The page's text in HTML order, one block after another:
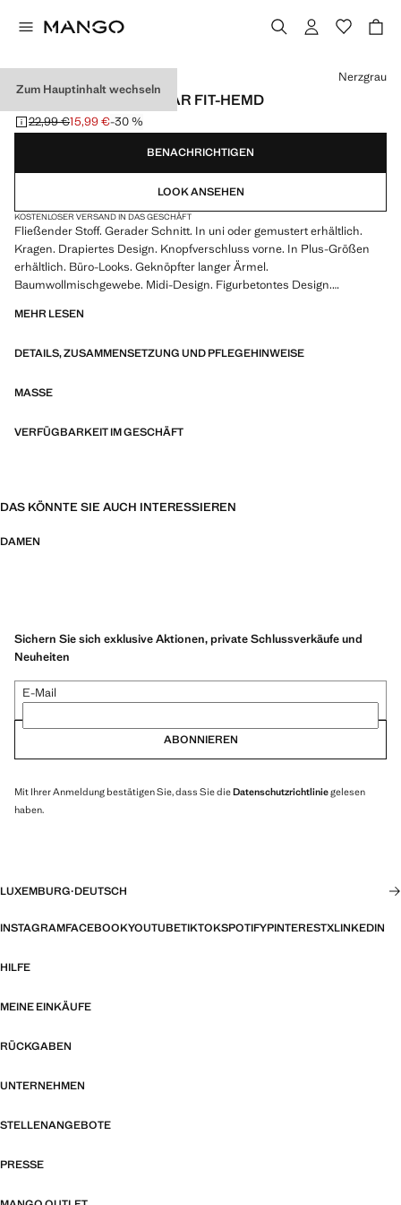
Zum Hauptinhalt wechseln
FLIESSENDES REGULAR FIT-HEMD
Ausgangspreis durchgestrichen [22,99 € ]
22,99 €
Aktueller Preis [15,99 € ]
15,99 €-30 %
Wählen Sie eine Farbe
Nerzgrau
BENACHRICHTIGEN
LOOK ANSEHEN
KOSTENLOSER VERSAND IN DAS GESCHÄFT
Fließender Stoff. Gerader Schnitt. In uni oder gemustert erhältlich.
Kragen. Drapiertes Design. Knopfverschluss vorne. In Plus-Größen
erhältlich. Büro-Looks. Geknöpfter langer Ärmel.
Baumwollmischgewebe. Midi-Design. Figurbetontes Design.
Verstellbare Schleife. Ärmellos. Leichter Stoff. Vorderer Verschluss.
Seitlicher Verschluss. Kollektion für Partys, Feierlichkeiten und
MEHR LESEN
DETAILS, ZUSAMMENSETZUNG UND PFLEGEHINWEISE
MASSE
VERFÜGBARKEIT IM GESCHÄFT
DAS KÖNNTE SIE AUCH INTERESSIEREN
DAMEN
Sichern Sie sich exklusive Aktionen, private Schlussverkäufe und
Neuheiten
E-Mail
ABONNIEREN
Mit Ihrer Anmeldung bestätigen Sie, dass Sie dieDatenschutzrichtliniegelesen
haben.
LUXEMBURG·DEUTSCH
INSTAGRAMFACEBOOKYOUTUBETIKTOKSPOTIFYPINTERESTXLINKEDIN
HILFE
MEINE EINKÄUFE
RÜCKGABEN
UNTERNEHMEN
STELLENANGEBOTE
PRESSE